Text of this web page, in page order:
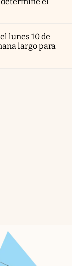
lunes 10 de
largo para